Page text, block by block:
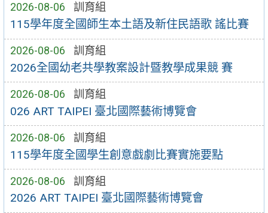
2026-08-06 訓育組
115學年度全國師生本土語及新住民語歌 謠比賽
2026-08-06 訓育組
2026全國幼老共學教案設計暨教學成果競 賽
2026-08-06 訓育組
026 ART TAIPEI 臺北國際藝術博覽會
2026-08-06 訓育組
115學年度全國學生創意戲劇比賽實施要點
2026-08-06 訓育組
2026 ART TAIPEI 臺北國際藝術博覽會